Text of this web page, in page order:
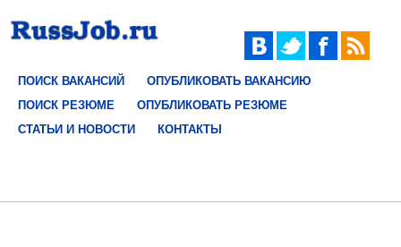
ПОИСК ВАКАНСИЙ
ОПУБЛИКОВАТЬ ВАКАНСИЮ
ПОИСК РЕЗЮМЕ
ОПУБЛИКОВАТЬ РЕЗЮМЕ
СТАТЬИ И НОВОСТИ
КОНТАКТЫ